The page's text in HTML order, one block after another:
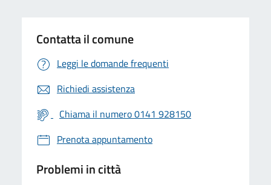
Contatta il comune
Leggi le domande frequenti
Richiedi assistenza
Chiama il numero 0141 928150
Prenota appuntamento
Problemi in città